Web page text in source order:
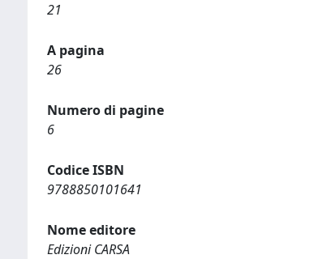
21
A pagina
26
Numero di pagine
6
Codice ISBN
9788850101641
Nome editore
Edizioni CARSA